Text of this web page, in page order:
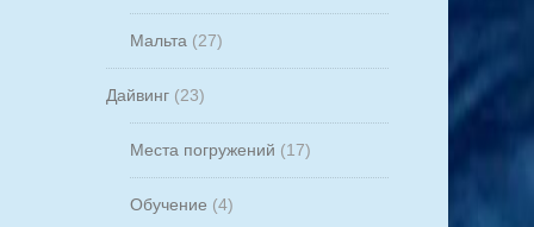
Мальта (27)
Дайвинг(23)
Места погружений (17)
Обучение (4)